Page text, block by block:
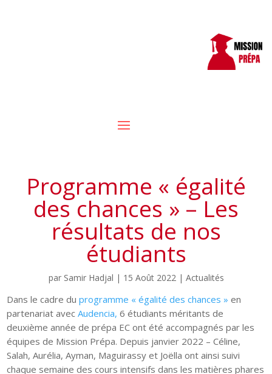
Programme « égalité
des chances » – Les
résultats de nos
étudiants
par Samir Hadjal | 15 Août 2022| Actualités
Dans le cadre duprogramme « égalité des chances »en
partenariat avecAudencia, 6 étudiants méritants de
deuxième année de prépa EC ont été accompagnés par les
équipes de Mission Prépa. Depuis janvier 2022 – Céline,
Salah, Aurélia, Ayman, Maguirassy et Joëlla ont ainsi suivi
chaque semaine des cours intensifs dans les matières phares